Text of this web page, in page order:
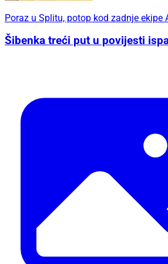
Poraz u Splitu, potop kod zadnje ekipe
Šibenka treći put u povijesti